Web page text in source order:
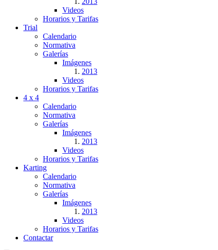
Videos
Horarios y Tarifas
Trial
Calendario
Normativa
Galerías
Imágenes
2013
Videos
Horarios y Tarifas
4 x 4
Calendario
Normativa
Galerías
Imágenes
2013
Videos
Horarios y Tarifas
Karting
Calendario
Normativa
Galerías
Imágenes
2013
Videos
Horarios y Tarifas
Contactar